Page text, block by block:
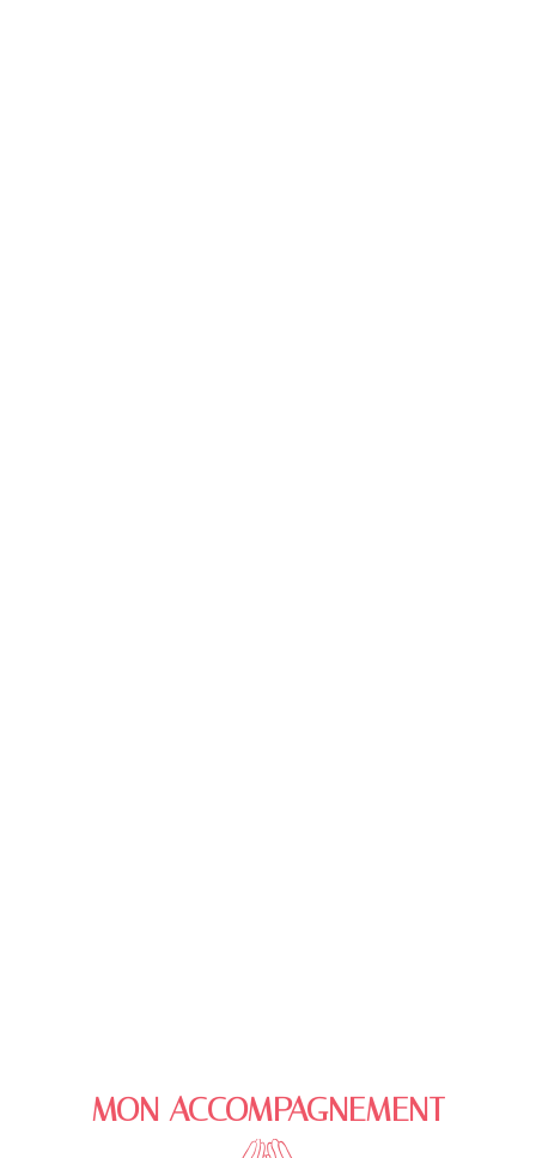
MON ACCOMPAGNEMENT